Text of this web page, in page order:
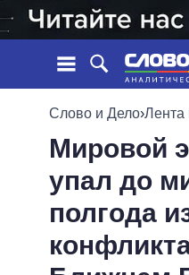
ЛЕНТА
СОБЫТИЯ
СТАТЬИ
МНЕНИЯ
ОБЗОРЫ
ВСЕ ПОЛИТИКИ
ПРЕЗИДЕНТ И
Слово и Дело›Лента
Мировой
упал до
полгода